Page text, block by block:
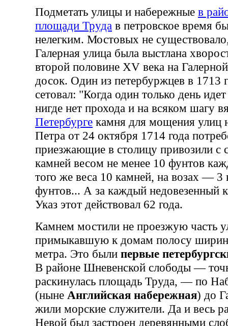
Подметать улицы и набережные в
площади Труда в петровское время
нелегким. Мостовых не
Галерная улица была выстлана
второй половине XV века на
досок. Один из петербуржцев в 1713
сетовал: "Когда один только день
нигде нет прохода и на всяком шагу
Петербурге камня для мощения улиц
Петра от 24 октября 1714 года
приезжающие в столицу привозили с
камней весом не менее 10 фунтов
того же веса 10 камней, на возах — 3
фунтов... А за каждый
Указ этот действовал 62 года.
Камнем мостили не проезжую часть
примыкавшую к домам полосу
метра. Это были первые
В районе Шневенской слободы —
раскинулась площадь Труда, — по
(ныне Английская набережная) до
жили морские служители. Да и весь
Невой был застроен деревянными